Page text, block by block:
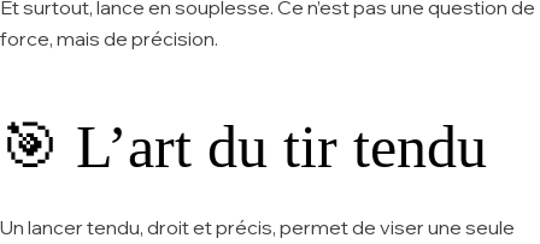
Et surtout, lance en souplesse. Ce n’est pas une question de
force, mais de précision.
🎯 L’art du tir tendu
Un lancer tendu, droit et précis, permet de viser une seule